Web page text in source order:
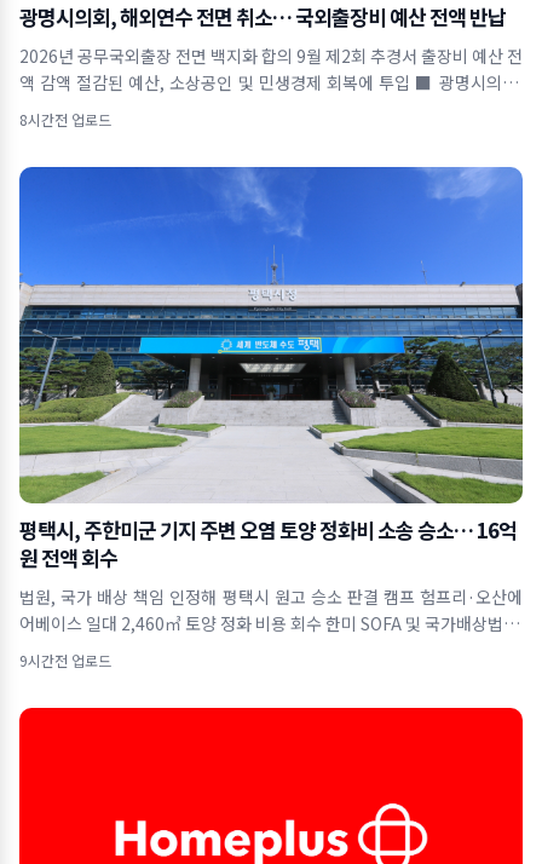
광명시의회, 해외연수 전면 취소… 국외출장비 예산 전액 반납
2026년 공무국외출장 전면 백지화 합의 9월 제2회 추경서 출장비 예산 전
액 감액 절감된 예산, 소상공인 및 민생경제 회복에 투입 ■ 광명시의회,
올해 공무국외출장
8시간전 업로드
평택시, 주한미군 기지 주변 오염 토양 정화비 소송 승소… 16억
원 전액 회수
법원, 국가 배상 책임 인정해 평택시 원고 승소 판결 캠프 험프리·오산에
어베이스 일대 2,460㎥ 토양 정화 비용 회수 한미 SOFA 및 국가배상법 근
거&hel
9시간전 업로드